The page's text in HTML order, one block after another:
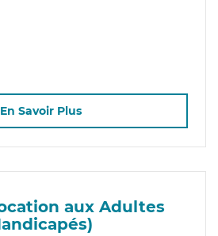
En Savoir Plus
aux Adultes